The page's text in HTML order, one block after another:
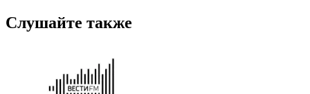
Слушайте также